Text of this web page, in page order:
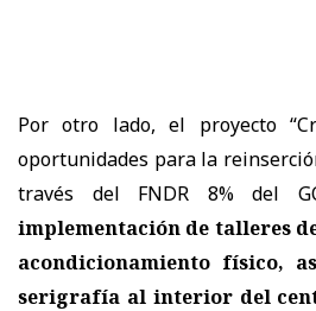
Por otro lado, el proyecto
oportunidades para la
través del FNDR 8% del
implementación de talleres
acondicionamiento físico,
serigrafía al interior del